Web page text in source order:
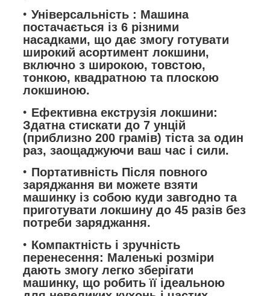
Універсальність : Машина
постачається із 6 різними
насадками, що дає змогу готувати
широкий асортимент локшини,
включно з широкою, товстою,
тонкою, квадратною та плоскою
локшиною.
Ефективна екструзія локшини:
Здатна стискати до 7 унцій
(приблизно 200 грамів) тіста за один
раз, заощаджуючи ваш час і сили.
Портативність Після повного
заряджання ви можете взяти
машинку із собою куди завгодно та
приготувати локшину до 45 разів без
потреби заряджання.
Компактність і зручність
перенесення: Маленькі розміри
дають змогу легко зберігати
машинку, що робить її ідеальною